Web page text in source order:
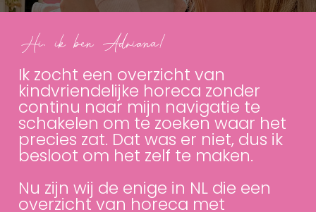
Hi, ik ben Adriana!
Ik zocht een overzicht van
kindvriendelijke horeca zonder
continu naar mijn navigatie te
schakelen om te zoeken waar het
precies zat. Dat was er niet, dus ik
besloot om het zelf te maken.
Nu zijn wij de enige in NL die een
overzicht van horeca met